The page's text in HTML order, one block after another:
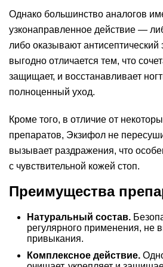
Однако большинство аналогов
узконаправленное действие —
либо оказывают
выгодно отличается тем, что
защищает, и восстанавливает
полноценный уход.
Кроме того, в отличие от
препаратов, Экзифол не
вызывает раздражения, что
с чувствительной кожей стоп.
Преимущества
Натуральный состав.
регулярного применения, не
привыкания.
Комплексное действие.